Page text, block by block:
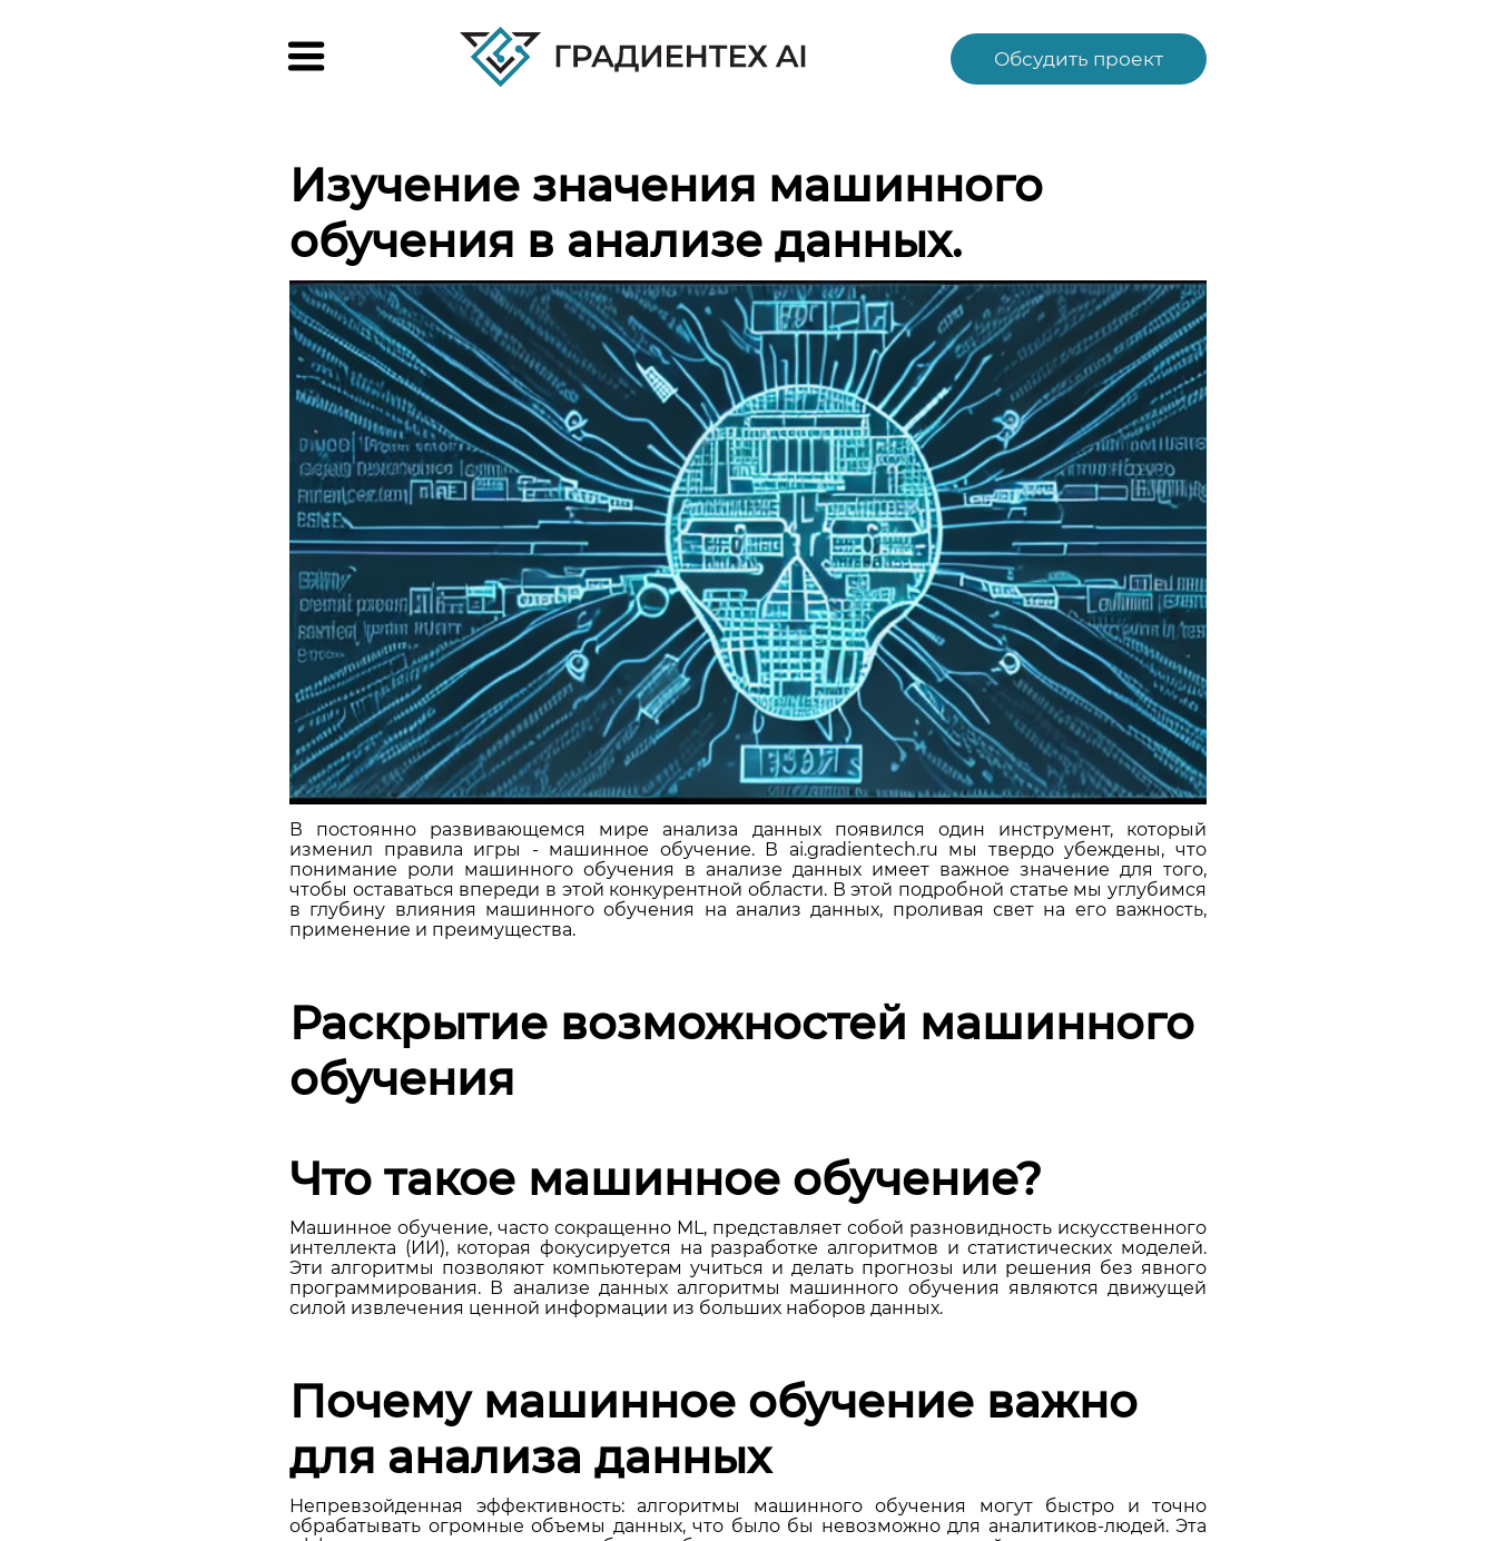
Обсудить проект
Изучение значения машинного
обучения в анализе данных.
В постоянно развивающемся мире анализа данных появился один инструмент, который
изменил правила игры - машинное обучение. В ai.gradientech.ru мы твердо убеждены, что
понимание роли машинного обучения в анализе данных имеет важное значение для того,
чтобы оставаться впереди в этой конкурентной области. В этой подробной статье мы углубимся
в глубину влияния машинного обучения на анализ данных, проливая свет на его важность,
применение и преимущества.
Раскрытие возможностей машинного
обучения
Что такое машинное обучение?
Машинное обучение, часто сокращенно ML, представляет собой разновидность искусственного
интеллекта (ИИ), которая фокусируется на разработке алгоритмов и статистических моделей.
Эти алгоритмы позволяют компьютерам учиться и делать прогнозы или решения без явного
программирования. В анализе данных алгоритмы машинного обучения являются движущей
силой извлечения ценной информации из больших наборов данных.
Почему машинное обучение важно
для анализа данных
Непревзойденная эффективность: алгоритмы машинного обучения могут быстро и точно
обрабатывать огромные объемы данных, что было бы невозможно для аналитиков-людей. Эта